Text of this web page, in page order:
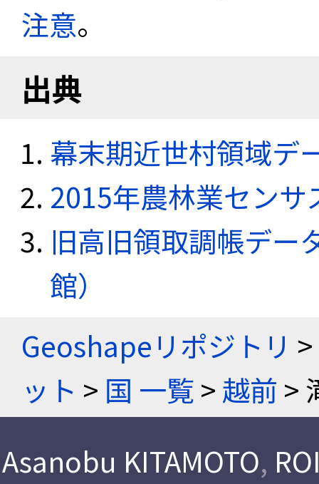
注意。
出典
幕末期近世村領域デ
2015年農林業セン
旧高旧領取調帳デー
館）
Geoshapeリポジトリ >
ット > 国 一覧>越前 >
Asanobu KITAMOTO,